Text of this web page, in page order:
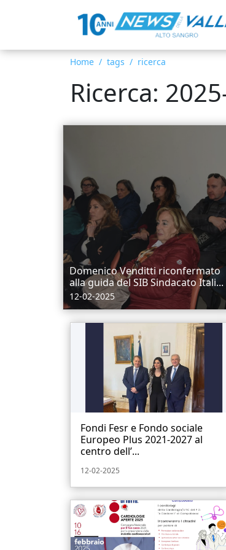
Home tags ricerca
Ricerca:
Domenico Venditti riconfermato
alla guida del SIB Sindacato Itali...
12-02-2025
Fondi Fesr e Fondo sociale
Europeo Plus 2021-2027 al
centro dell’...
12-02-2025